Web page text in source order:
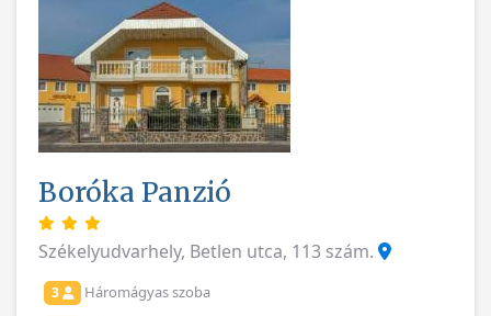
Boróka Panzió
Székelyudvarhely, Betlen utca, 113 szám.
3 Háromágyas szoba